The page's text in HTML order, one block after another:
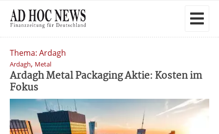
Thema: Ardagh
Ardagh, Metal
Ardagh Metal Packaging Aktie: Kosten im
Fokus